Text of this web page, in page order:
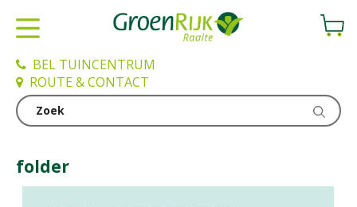
Home
BEL TUINCENTRUM
ROUTE & CONTACT
folder